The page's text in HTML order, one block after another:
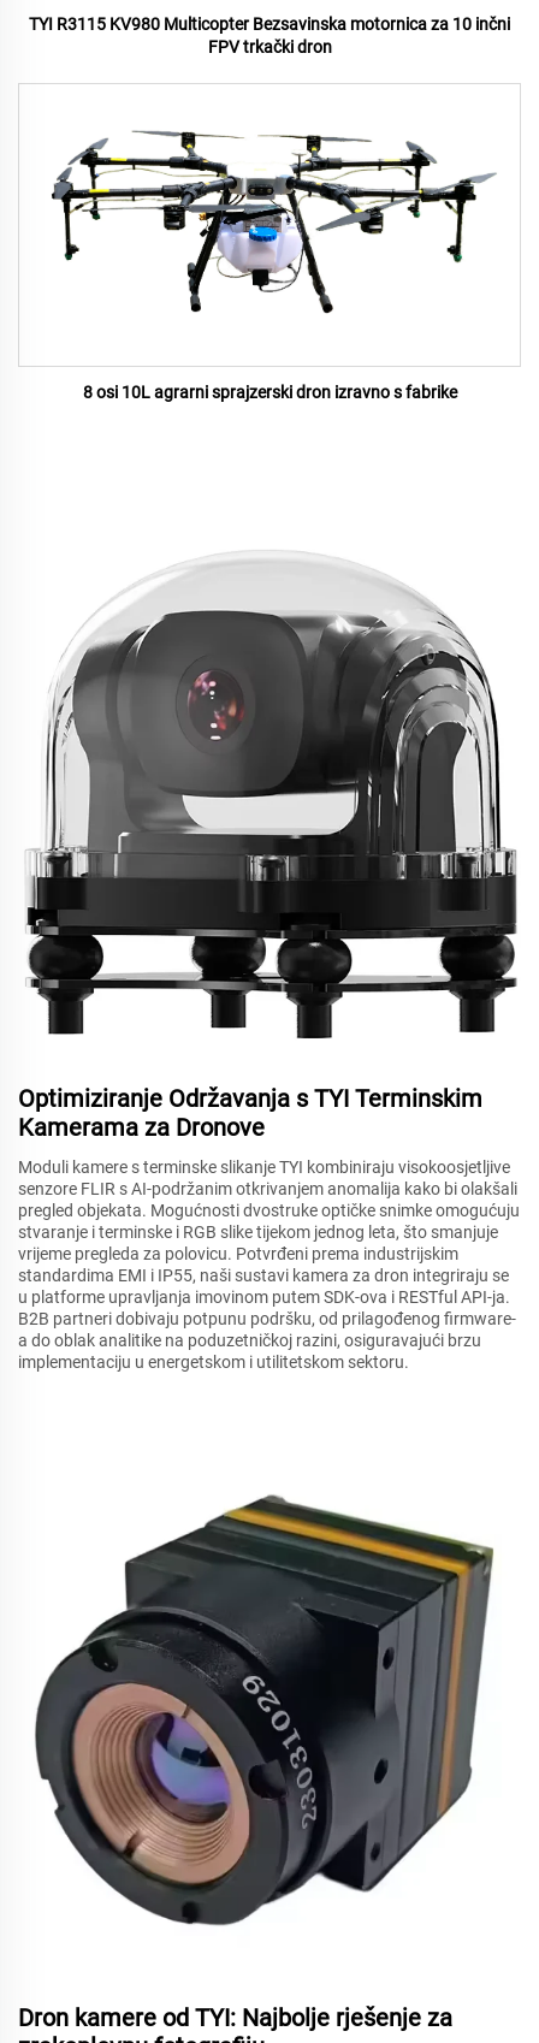
TYI R3115 KV980 Multicopter Bezsavinska motornica za 10 inčni
FPV trkački dron
8 osi 10L agrarni sprajzerski dron izravno s fabrike
Optimiziranje Održavanja s TYI Terminskim
Kamerama za Dronove
Moduli kamere s terminske slikanje TYI kombiniraju visokoosjetljive
senzore FLIR s AI-podržanim otkrivanjem anomalija kako bi olakšali
pregled objekata. Mogućnosti dvostruke optičke snimke omogućuju
stvaranje i terminske i RGB slike tijekom jednog leta, što smanjuje
vrijeme pregleda za polovicu. Potvrđeni prema industrijskim
standardima EMI i IP55, naši sustavi kamera za dron integriraju se
u platforme upravljanja imovinom putem SDK-ova i RESTful API-ja.
B2B partneri dobivaju potpunu podršku, od prilagođenog firmware-
a do oblak analitike na poduzetničkoj razini, osiguravajući brzu
implementaciju u energetskom i utilitetskom sektoru.
Dron kamere od TYI: Najbolje rješenje za